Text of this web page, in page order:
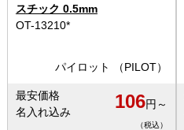
スチック 0.5mm
OT-13210*
パイロット （PILOT）
最安価格
名入れ込み
106円～
（税込）